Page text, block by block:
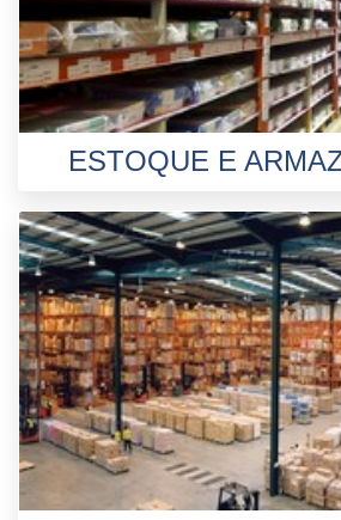
ESTOQUE E